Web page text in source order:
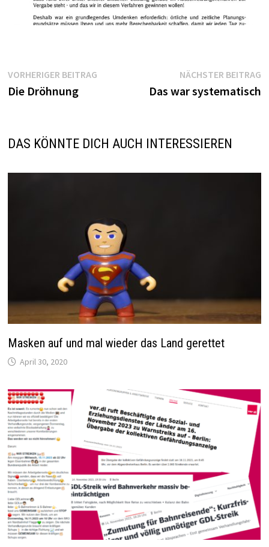
Beitragsnavigation
VORHERIGER BEITRAGVorheriger
Die Dröhnung
NÄCHSTER BEITRAG
Das war systematisch
DAS KÖNNTE DICH AUCH INTERESSIEREN
Masken auf und mal wieder das Land gerettet
April 30, 2020